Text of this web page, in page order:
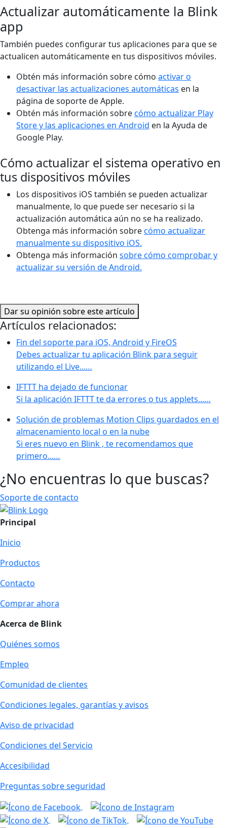
Actualizar automáticamente la Blink
app
También puedes configurar tus aplicaciones para que se
actualicen automáticamente en tus dispositivos móviles.
Obtén más información sobre cómo activar o
desactivar las actualizaciones automáticas en la
página de soporte de Apple.
Obtén más información sobrecómo actualizar Play
Store y las aplicaciones en Android en la Ayuda de
Google Play.
Cómo actualizar el sistema operativo en
tus dispositivos móviles
Los dispositivos iOS también se pueden actualizar
manualmente, lo que puede ser necesario si la
actualización automática aún no se ha realizado.
Obtenga más información sobrecómo actualizar
manualmente su dispositivo iOS.
Obtenga más información sobre cómo comprobar y
actualizar su versión de Android.
Dar su opinión sobre este artículo
Artículos relacionados:
Fin del soporte para iOS, Android y FireOS
Debes actualizar tu aplicación Blink para seguir
utilizando el Live...…
IFTTT ha dejado de funcionar
Si la aplicación IFTTT te da errores o tus applets...…
Solución de problemas Motion Clips guardados en el
almacenamiento local o en la nube
Si eres nuevo en Blink , te recomendamos que
primero...…
¿No encuentras lo que buscas?
Soporte de contacto
Principal
Inicio
Productos
Contacto
Comprar ahora
Acerca de Blink
Quiénes somos
Empleo
Comunidad de clientes
Condiciones legales, garantías y avisos
Aviso de privacidad
Condiciones del Servicio
Accesibilidad
Preguntas sobre seguridad